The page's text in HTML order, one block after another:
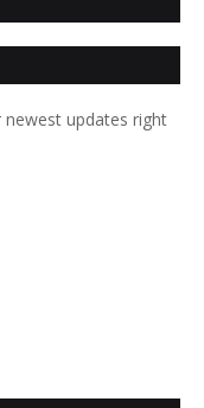
updates right